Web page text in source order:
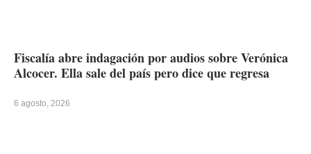
Fiscalía abre indagación por audios sobre Verónica
Alcocer. Ella sale del país pero dice que regresa
6 agosto, 2026